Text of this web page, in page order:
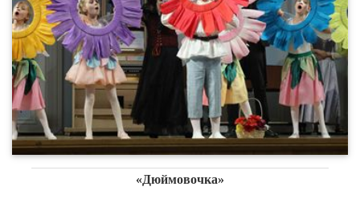
«Дюймовочка»